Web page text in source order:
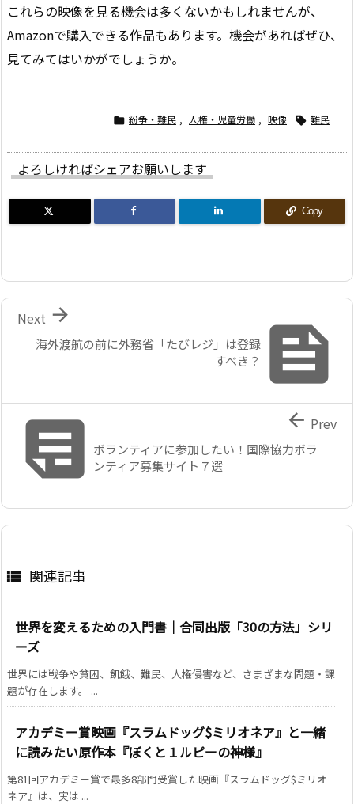
これらの映像を見る機会は多くないかもしれませんが、
Amazonで購入できる作品もあります。機会があればぜひ、
見てみてはいかがでしょうか。
 紛争・難民 , 人権・児童労働 , 映像  難民
よろしければシェアお願いします
Copy

海外渡航の前に外務省「たびレジ」は登録
すべき？

Next
ボランティアに参加したい！国際協力ボラ
ンティア募集サイト７選
 Prev
 関連記事
世界を変えるための入門書｜合同出版「30の方法」シリ
ーズ
世界には戦争や貧困、飢餓、難民、人権侵害など、さまざまな問題・課
題が存在します。 ...
アカデミー賞映画『スラムドッグ$ミリオネア』と一緒
に読みたい原作本『ぼくと１ルピーの神様』
第81回アカデミー賞で最多8部門受賞した映画『スラムドッグ$ミリオ
ネア』は、実は ...